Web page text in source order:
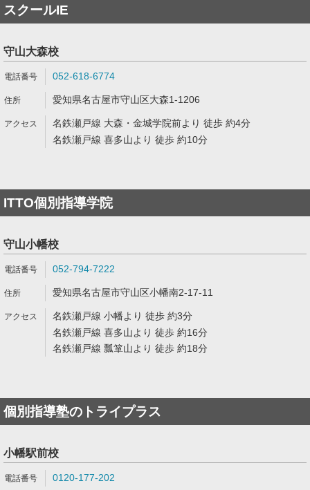
スクールIE
守山大森校
052-618-6774
愛知県名古屋市守山区大森1-1206
名鉄瀬戸線 大森・金城学院前より 徒歩 約4分
名鉄瀬戸線 喜多山より 徒歩 約10分
ITTO個別指導学院
守山小幡校
052-794-7222
愛知県名古屋市守山区小幡南2-17-11
名鉄瀬戸線 小幡より 徒歩 約3分
名鉄瀬戸線 喜多山より 徒歩 約16分
名鉄瀬戸線 瓢箪山より 徒歩 約18分
個別指導塾のトライプラス
小幡駅前校
0120-177-202